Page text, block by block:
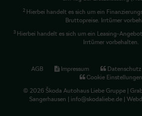
2 Hierbei handelt es sich um ein
Bruttopreise. Irrtümer
3 Hierbei handelt es sich um ein Leasing-
Irrtümer vorbehalten.
AGB Impressum Datenschutz
Cookie Einstellungen
© 2026 Škoda Autohaus Liebe Gruppe |
Sangerhausen | info@skodaliebe.de |